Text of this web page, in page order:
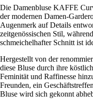
Die Damenbluse KAFFE
der modernen Damen-
Augenmerk auf Details
zeitgenössischen Stil,
schmeichelhafter Schnitt ist
Hergestellt von der
diese Bluse durch ihre
Feminität und Raffinesse
Freunden, ein
Bluse wird sich gekonnt